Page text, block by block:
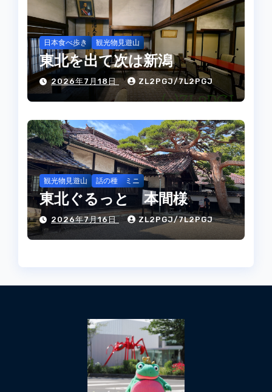
日本食べ歩き 観光物見遊山
東北を出て次は新潟
2026年7月18日 ZL2PGJ/7L2PGJ
観光物見遊山 話の種 ミニ
東北ぐるっと 本間様
2026年7月16日 ZL2PGJ/7L2PGJ